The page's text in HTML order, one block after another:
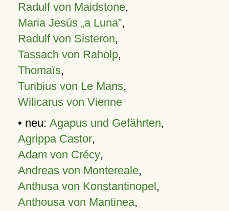
Radulf von Maidstone,
Maria Jesús „a Luna”,
Radulf von Sisteron,
Tassach von Raholp,
Thomaïs,
Turibius von Le Mans,
Wilicarus von Vienne
• neu: Agapus und Gefährten,
Agrippa Castor,
Adam von Crécy,
Andreas von Montereale,
Anthusa von Konstantinopel,
Anthousa von Mantinea,